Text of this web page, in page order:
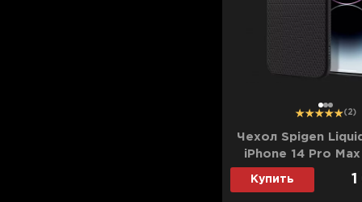
12 3 (2)
Чехол Spigen
iPhone 14 Pro
Black)
Купить